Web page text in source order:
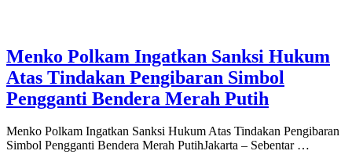
Menko Polkam Ingatkan Sanksi Hukum
Atas Tindakan Pengibaran Simbol
Pengganti Bendera Merah Putih
Menko Polkam Ingatkan Sanksi Hukum Atas Tindakan Pengibaran
Simbol Pengganti Bendera Merah PutihJakarta – Sebentar …